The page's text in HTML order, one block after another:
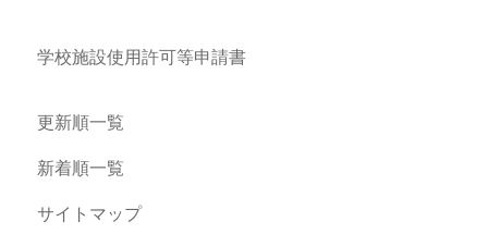
学校施設使用許可等申請書
更新順一覧
新着順一覧
サイトマップ